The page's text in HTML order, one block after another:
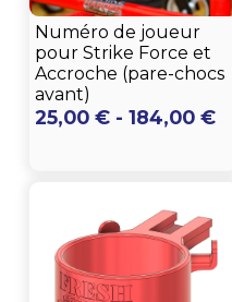
Numéro de joueur
pour Strike Force et
Accroche (pare-chocs
avant)
25,00 € - 184,00 €
a